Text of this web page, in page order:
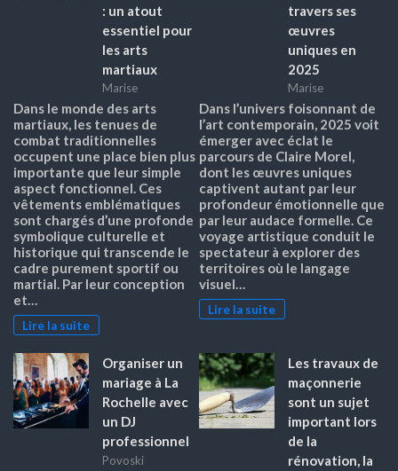
: un atout
essentiel pour
les arts
martiaux
Marise
Dans le monde des arts
martiaux, les tenues de
combat traditionnelles
occupent une place bien plus
importante que leur simple
aspect fonctionnel. Ces
vêtements emblématiques
sont chargés d’une profonde
symbolique culturelle et
historique qui transcende le
cadre purement sportif ou
martial. Par leur conception
et…
Lire la suite
travers ses
œuvres
uniques en
2025
Marise
Dans l’univers foisonnant de
l’art contemporain, 2025 voit
émerger avec éclat le
parcours de Claire Morel,
dont les œuvres uniques
captivent autant par leur
profondeur émotionnelle que
par leur audace formelle. Ce
voyage artistique conduit le
spectateur à explorer des
territoires où le langage
visuel…
Lire la suite
Organiser un
mariage à La
Rochelle avec
un DJ
professionnel
Povoski
Les travaux de
maçonnerie
sont un sujet
important lors
de la
rénovation, la